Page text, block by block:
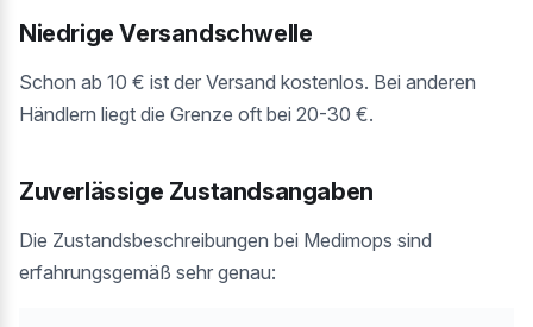
Niedrige Versandschwelle
Schon ab 10 € ist der Versand kostenlos. Bei anderen
Händlern liegt die Grenze oft bei 20-30 €.
Zuverlässige Zustandsangaben
Die Zustandsbeschreibungen bei Medimops sind
erfahrungsgemäß sehr genau: